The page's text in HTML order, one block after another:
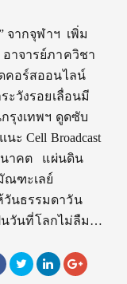
จากจุฬาฯ เพิ่ม
าจารย์ภาควิชา
คอร์สออนไลน์
ะวังรอยเลื่อนมี
รุงเทพฯ ดูดซับ
ะ Cell Broadcast
นาคต แผ่นดิน
ณฑะเลย์
นธรรมดาวัน
นวันที่โลกไม่ลืม…